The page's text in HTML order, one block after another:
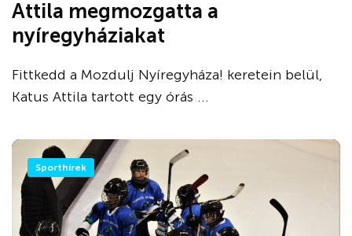
Attila megmozgatta a
nyíregyháziakat
Fittkedd a Mozdulj Nyíregyháza! keretein belül,
Katus Attila tartott egy órás ...
Sporthírek